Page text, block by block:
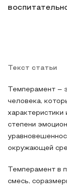
Текст статьи
Темперамент –
человека,
характеристики
степени
окружающей
Темперамент в
смесь,